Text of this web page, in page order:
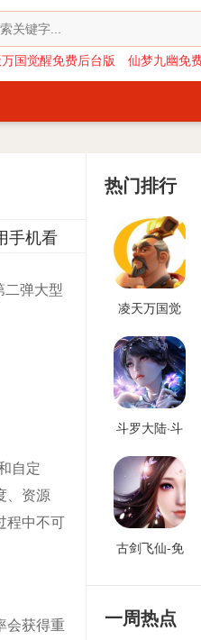
国觉醒免费后台版 仙梦九幽免
手机看
弹大型
自定
、资源
程中不可
会获得重
热门排行
凌天万国觉
版
斗罗大陆·斗
后台版
古剑飞仙-免
一周热点